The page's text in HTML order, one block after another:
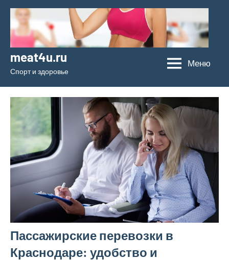
Перейти
содержимому
meat4u.ru
Спорт и здоровье
Меню
Пассажирские перевозки в
Краснодаре: удобство и